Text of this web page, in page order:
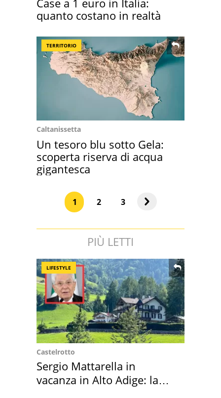
Case a 1 euro in Italia:
quanto costano in realtà
TERRITORIO
Caltanissetta
Un tesoro blu sotto Gela:
scoperta riserva di acqua
gigantesca
1 2 3
PIÙ LETTI
LIFESTYLE
Castelrotto
Sergio Mattarella in
vacanza in Alto Adige: la